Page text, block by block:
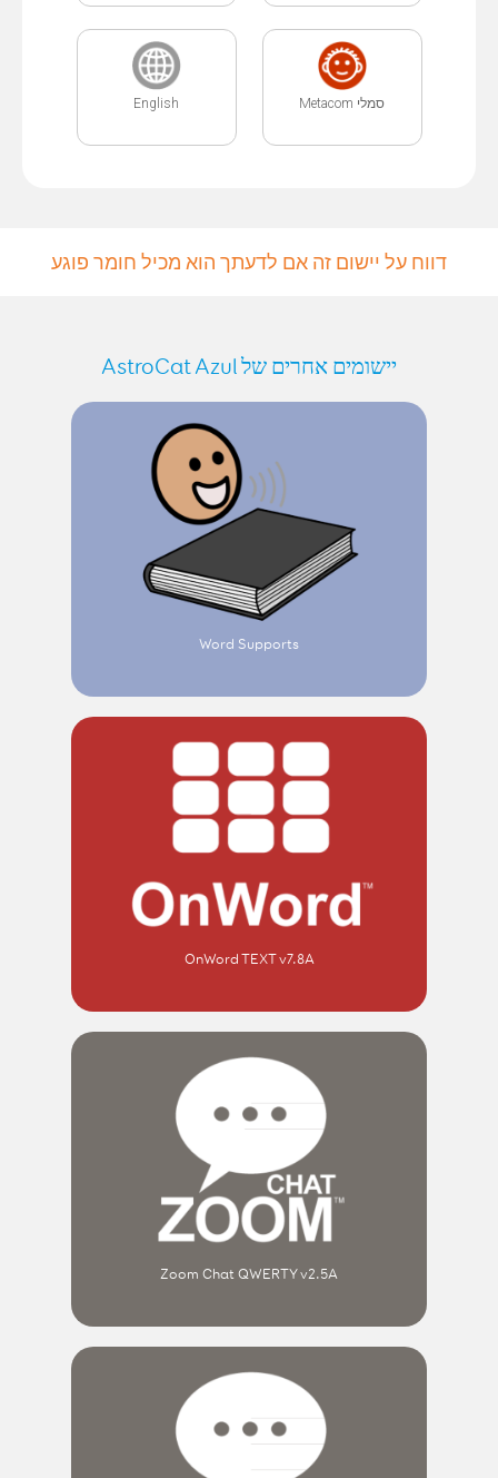
סמלי Metacom English
דווח על יישום זה אם לדעתך הוא מכיל חומר פוגע
יישומים אחרים של AstroCat Azul
Word Supports
OnWord TEXT v7.8A
Zoom Chat QWERTY v2.5A